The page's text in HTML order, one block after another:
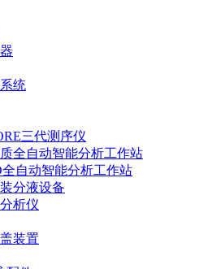
统
三代测序仪
全自动智能分析工作站
全自动智能分析工作站
分液设备
析仪
装置